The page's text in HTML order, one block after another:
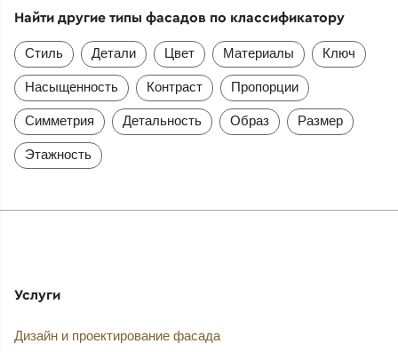
Найти другие типы фасадов по классификатору
Стиль Детали Цвет Материалы Ключ
Насыщенность Контраст Пропорции
Симметрия Детальность Образ Размер
Этажность
Услуги
Дизайн и проектирование фасада